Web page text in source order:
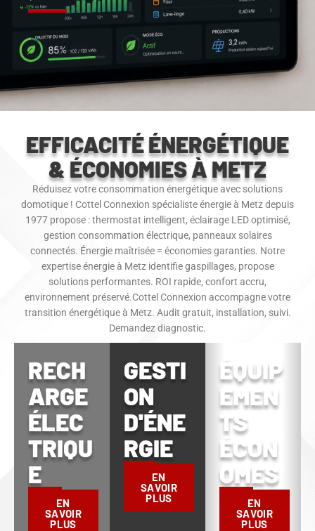
EFFICACITÉ ÉNERGÉTIQUE
& ÉCONOMIES À METZ
Réduisez votre consommation énergétique avec solutions
domotique ! Cottel Connexion spécialiste énergie à Metz depuis
1977 propose : thermostat intelligent, éclairage LED optimisé,
gestion consommation électrique, panneaux solaires
connectés. Énergie maîtrisée = économies garanties. Notre
expertise énergie à Metz identifie gaspillages, propose
solutions performantes. ROI rapide, confort accru,
environnement préservé.Cottel Connexion accompagne votre
transition énergétique à Metz. Audit gratuit, installation, suivi.
Demandez diagnostic.
RECH
ARGE
ÉLEC
TRIQU
E
EN
SAVOIR
PLUS
GESTI
ON
D'ÉNE
RGIE
EN
SAVOIR
PLUS
ÉQUIP
EMEN
TS
ÉCON
OMES
EN
SAVOIR
PLUS